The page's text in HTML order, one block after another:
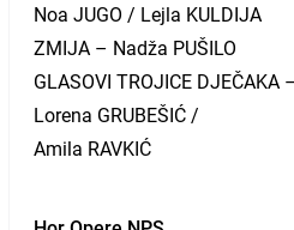
Noa JUGO / Lejla KULDIJA
ZMIJA – Nadža PUŠILO
GLASOVI TROJICE DJEČAKA
Lorena GRUBEŠIĆ /
Amila RAVKIĆ